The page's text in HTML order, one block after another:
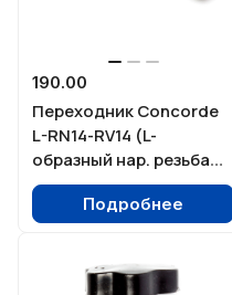
190.00
Переходник Concorde
L-RN14-RV14 (L-
образный нар. резьба
1/4" - внутр. резьба 1/4" )
Подробнее